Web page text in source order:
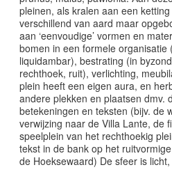
pleinen, als kralen aan een
verschillend van aard maar
aan ‘eenvoudige’ vormen en
bomen in een formele organisatie
liquidambar), bestrating (in
rechthoek, ruit), verlichting,
plein heeft een eigen aura, en
andere plekken en plaatsen dmv.
betekeningen en teksten (bijv. de
verwijzing naar de Villa Lante, de
speelplein van het rechthoekig
tekst in de bank op het
de Hoeksewaard) De sfeer is